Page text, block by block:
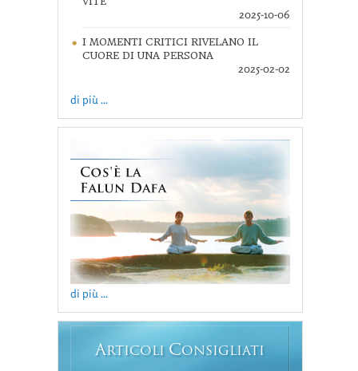
2025-10-06
I MOMENTI CRITICI RIVELANO IL
CUORE DI UNA PERSONA
2025-02-02
di più ...
di più ...
ARTICOLI CONSIGLIATI